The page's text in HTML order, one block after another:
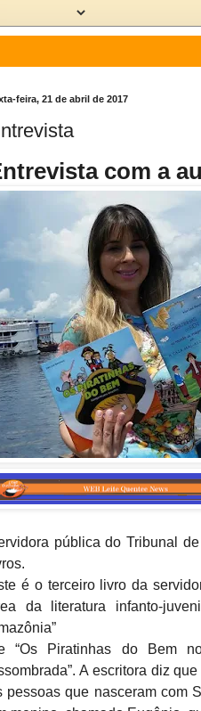
feira, 21 de abril de 2017
com a
pública do Tribunal
é o terceiro livro da
da literatura infanto-
“Os Piratinhas do Bem
A escritora diz
pessoas que nasceram com